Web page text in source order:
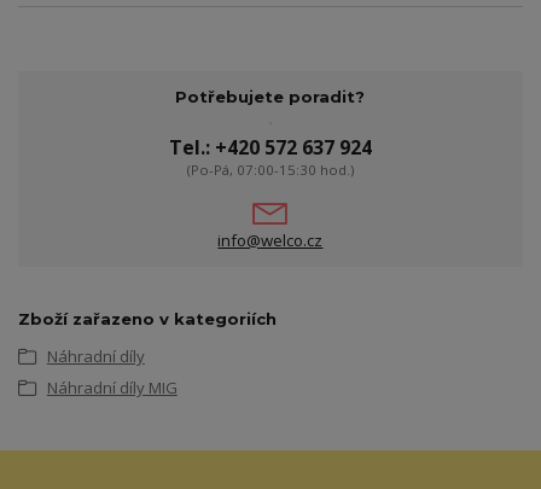
Potřebujete poradit?
Tel.: +420 572 637 924
(Po-Pá, 07:00-15:30 hod.)
info@welco.cz
Zboží zařazeno v kategoriích
Náhradní díly
Náhradní díly MIG